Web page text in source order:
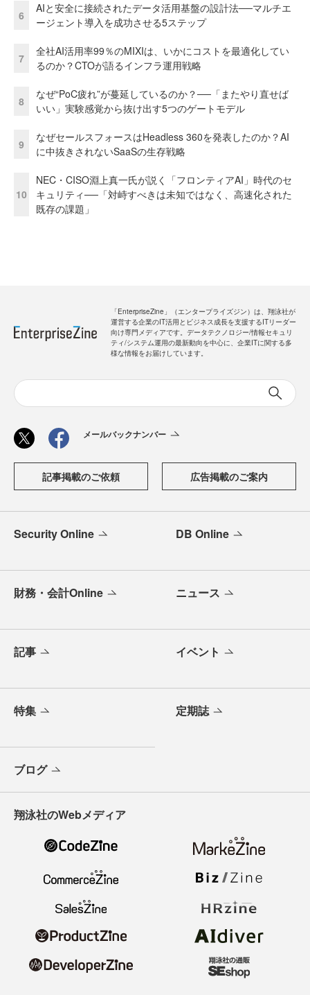
6
AIと安全に接続されたデータ活用基盤の設計法──マルチエ
ージェント導入を成功させる5ステップ
7
全社AI活用率99％のMIXIは、いかにコストを最適化してい
るのか？CTOが語るインフラ運用戦略
8
なぜ“PoC疲れ”が蔓延しているのか？──「またやり直せば
いい」実験感覚から抜け出す5つのゲートモデル
9
なぜセールスフォースはHeadless 360を発表したのか？AI
に中抜きされないSaaSの生存戦略
10
NEC・CISO淵上真一氏が説く「フロンティアAI」時代のセ
キュリティ──「対峙すべきは未知ではなく、高速化された
既存の課題」
「EnterpriseZine」（エンタープライズジン）は、翔泳社が
運営する企業のIT活用とビジネス成長を支援するITリーダー
向け専門メディアです。データテクノロジー/情報セキュリ
ティ/システム運用の最新動向を中心に、企業ITに関する多
様な情報をお届けしています。
メールバックナンバー
記事掲載のご依頼 広告掲載のご案内
Security Online DB Online
財務・会計Online ニュース
記事 イベント
特集 定期誌
ブログ
翔泳社のWebメディア